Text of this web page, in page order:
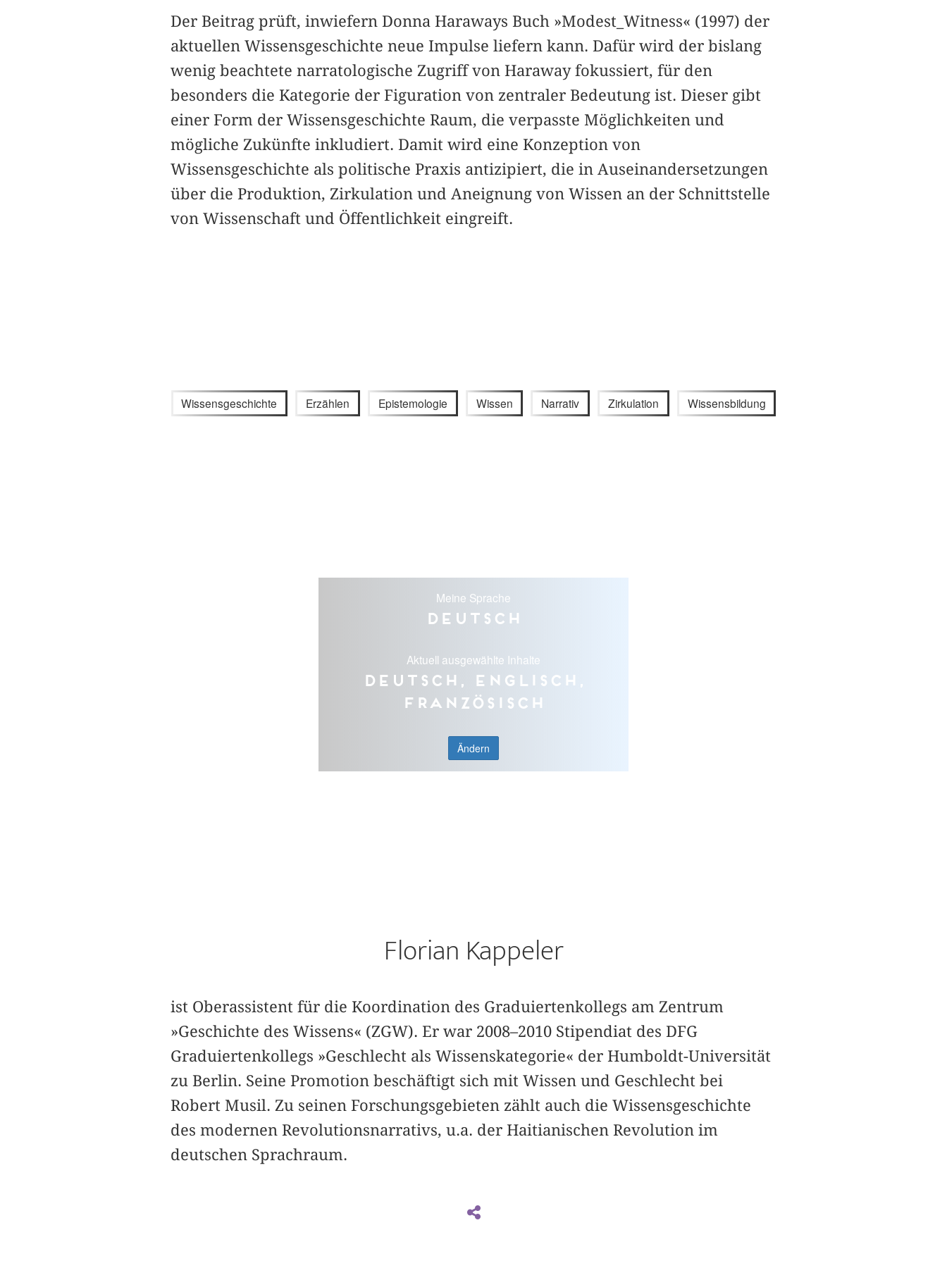
Der Beitrag prüft, inwiefern Donna Haraways Buch »Modest_Witness« (1997) der
aktuellen Wissensgeschichte neue Impulse liefern kann. Dafür wird der bislang
wenig beachtete narratologische Zugriff von Haraway fokussiert, für den
besonders die Kategorie der Figuration von zentraler Bedeutung ist. Dieser gibt
einer Form der Wissensgeschichte Raum, die verpasste Möglichkeiten und
mögliche Zukünfte inkludiert. Damit wird eine Konzeption von
Wissensgeschichte als politische Praxis antizipiert, die in Auseinandersetzungen
über die Produktion, Zirkulation und Aneignung von Wissen an der Schnittstelle
von Wissenschaft und Öffentlichkeit eingreift.
Wissensgeschichte Erzählen Epistemologie Wissen Narrativ Zirkulation Wissensbildung
Meine Sprache
Deutsch
Aktuell ausgewählte Inhalte
Deutsch, Englisch,
Französisch
Ändern
Florian Kappeler
ist Oberassistent für die Koordination des Graduiertenkollegs am Zentrum
»Geschichte des Wissens« (ZGW). Er war 2008–2010 Stipendiat des DFG
Graduiertenkollegs »Geschlecht als Wissenskategorie« der Humboldt-Universität
zu Berlin. Seine Promotion beschäftigt sich mit Wissen und Geschlecht bei
Robert Musil. Zu seinen Forschungsgebieten zählt auch die Wissensgeschichte
des modernen Revolutionsnarrativs, u.a. der Haitianischen Revolution im
deutschen Sprachraum.